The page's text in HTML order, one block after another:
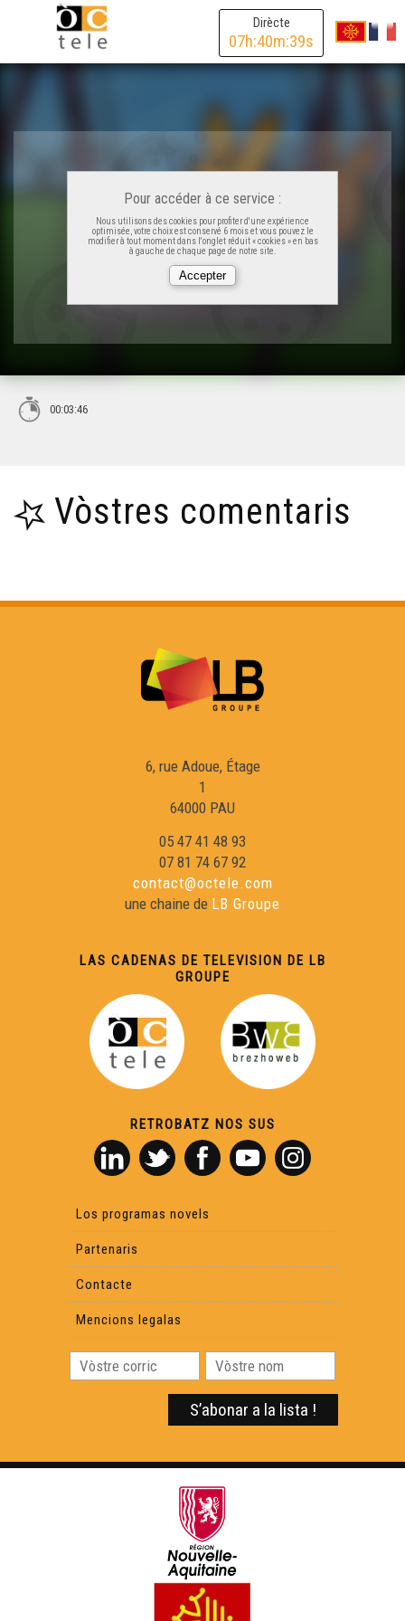
Dirècte
07h:40m:39s
Pour accéder à ce service :
Nous utilisons des cookies pour profiter d'une expérience
optimisée, votre choix est conservé 6 mois et vous pouvez le
modifier à tout moment dans l'onglet réduit « cookies » en bas
à gauche de chaque page de notre site.
00:03:46
Vòstres comentaris
6, rue Adoue, Étage
1
64000 PAU
05 47 41 48 93
07 81 74 67 92
contact@octele.com
une chaine de LB Groupe
LAS CADENAS DE TELEVISION DE LB
GROUPE
RETROBATZ NOS SUS
Los programas novels
Partenaris
Contacte
Mencions legalas